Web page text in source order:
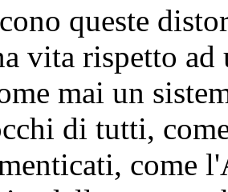
queste
vita rispetto
mai un
di tutti,
come